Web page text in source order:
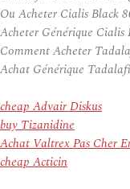
Ou Acheter Cialis Black
Acheter Générique
Comment Acheter
Achat Générique
cheap Advair Diskus
buy Tizanidine
Achat Valtrex Pas Cher
cheap Acticin